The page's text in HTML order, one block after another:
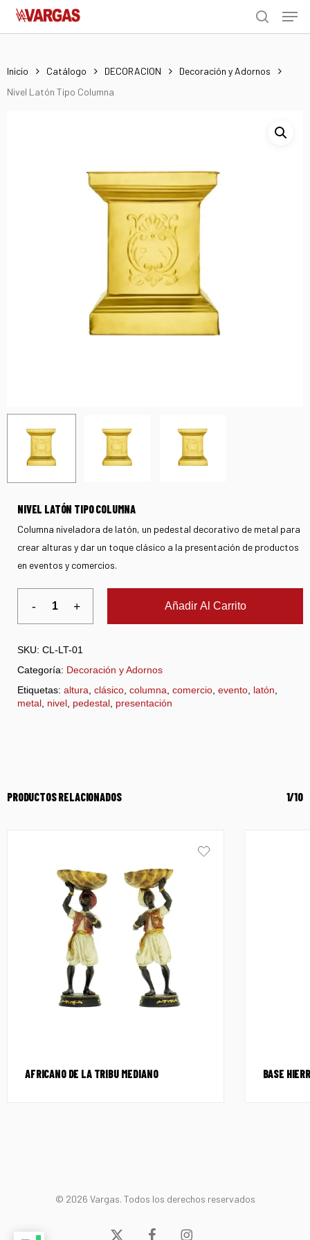
Skip
search
Menu
Inicio Catálogo DECORACION
Decoración y Adornos
Nivel Latón Tipo Columna
NIVEL LATÓN TIPO COLUMNA
Columna niveladora de latón, un pedestal decorativo de metal para
crear alturas y dar un toque clásico a la presentación de productos
en eventos y comercios.
Añadir Al Carrito
SKU: CL-LT-01
Categoría: Decoración y Adornos
Etiquetas: altura clásico columna comercio evento latón
metal nivel pedestal presentación
PRODUCTOS RELACIONADOS 1/10
AFRICANO DE LA TRIBU MEDIANO BASE
© 2026 Vargas. Todos los derechos reservados
x- facebookinstagram